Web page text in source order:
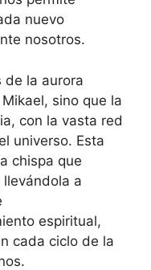
nuevo
nosotros.
de la aurora
sino que la
con la vasta red
universo. Esta
chispa que
a
espiritual,
cada ciclo de la